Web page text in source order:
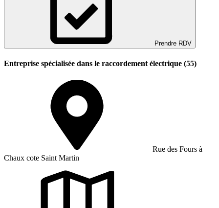
Prendre RDV
Entreprise spécialisée dans le raccordement électrique (55)
Rue des Fours à
Chaux cote Saint Martin